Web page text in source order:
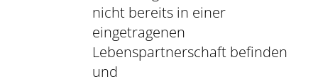
nicht bereits in einer
eingetragenen
Lebenspartnerschaft befinden
und